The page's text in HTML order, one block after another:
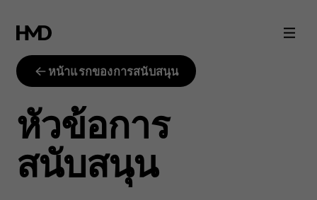
ฉัน
จะ
เปิด
ดู
เปอร์
หน้าแรกของการสนับสนุน
หัวข้อการ
สนับสนุน